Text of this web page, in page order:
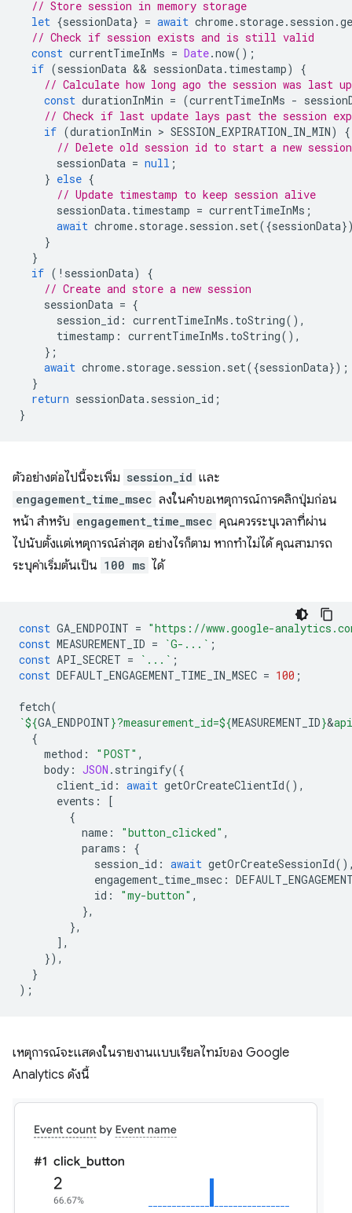
// Store session in memory storage
let {sessionData} = await chrome. storage. session .
// Check if session exists and is still valid
const currentTimeInMs = Date.now();
if (sessionData && sessionData. timestamp)
{
// Calculate how long ago the session was last
const durationInMin = (currentTimeInMs -
// Check if last update lays past the session
if (durationInMin > SESSION_EXPIRATION_IN_MIN)
{
// Delete old session id to start a new session
sessionData = null ;
} else {
// Update timestamp to keep session alive
sessionData. timestamp = currentTimeInMs ;
await chrome. storage. session . set({sessionData
}
}
if ( ! sessionData)
{
// Create and store a new session
sessionData = {
session_id : currentTimeInMs . toString(),
timestamp : currentTimeInMs . toString(),
};
await chrome. storage. session . set({sessionData});
}
return sessionData. session_id ;
}
ตัวอย่างต่อไปนี้จะเพิ่ม session_id และ
engagement_time_msec ลงในคำขอเหตุการณ์การคลิกปุ่มก่อน
หน้า สำหรับ engagement_time_msec คุณควรระบุเวลาที่ผ่าน
ไปนับตั้งแต่เหตุการณ์ล่าสุด อย่างไรก็ตาม หากทำไม่ได้ คุณสามารถ
ระบุค่าเริ่มต้นเป็น 100 ms ได้
const GA_ENDPOINT = "https://www.google-
const MEASUREMENT_ID = `G-...` ;
const API_SECRET = `...` ;
const DEFAULT_ENGAGEMENT_TIME_IN_MSEC = 100 ;
fetch(
`${GA_ENDPOINT}?measurement_id=${MEASUREMENT_ID}&
{
method : "POST" ,
body : JSON . stringify({
client_id : await getOrCreateClientId(),
events :
[
{
name : "button_clicked" ,
params :
{
session_id : await getOrCreateSessionId
engagement_time_msec :
id : "my-button" ,
},
},
],
}),
}
);
เหตุการณ์จะแสดงในรายงานแบบเรียลไทม์ของ Google
Analytics ดังนี้